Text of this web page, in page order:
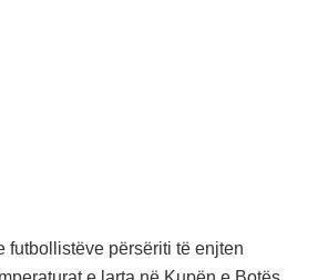
futbollistëve përsëriti të enjten